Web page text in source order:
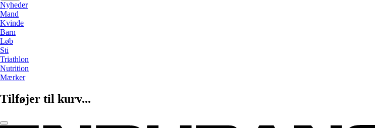
Nyheder
Mand
Kvinde
Barn
Løb
Sti
Triathlon
Nutrition
Mærker
Tilføjer til kurv...